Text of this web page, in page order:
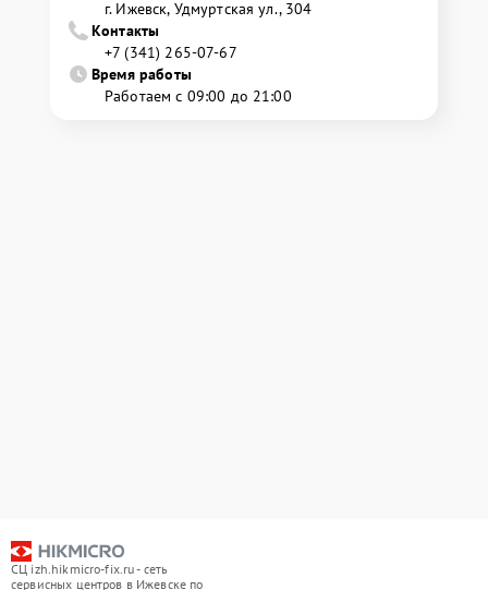
г. Ижевск, Удмуртская ул., 304
Контакты
+7 (341) 265-07-67
Время работы
Работаем с 09:00 до 21:00
СЦ izh.hikmicro-fix.ru - сеть
сервисных центров в Ижевске по